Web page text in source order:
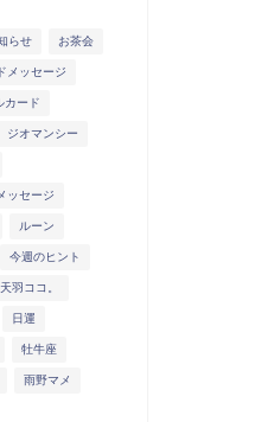
らせ お茶会
メッセージ
カード
ジオマンシー
メッセージ
ルーン
今週のヒント
天羽ココ。
日運
牡牛座
雨野マメ